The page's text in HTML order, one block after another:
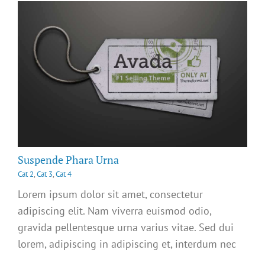
Suspende Phara Urna
Cat 2,Cat 3,Cat 4
Lorem ipsum dolor sit amet, consectetur
adipiscing elit. Nam viverra euismod odio,
gravida pellentesque urna varius vitae. Sed dui
lorem, adipiscing in adipiscing et, interdum nec